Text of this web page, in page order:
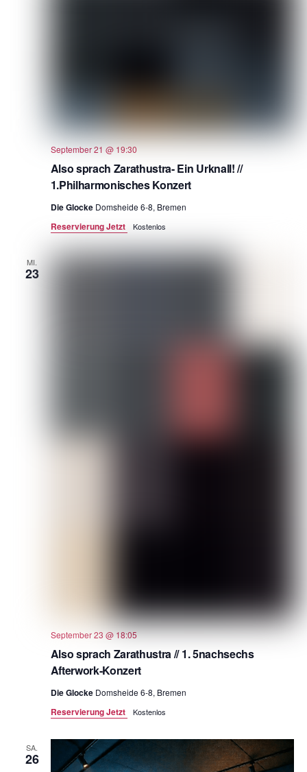
Also sprach Zarathustra- Ein Urknall! //
1.Philharmonisches Konzert
September 21 @ 19:30
Die Glocke Domsheide 6-8, Bremen
Reservierung Jetzt Kostenlos
MI.
23
Also sprach Zarathustra // 1. 5nachsechs
Afterwork-Konzert
September 23 @ 18:05
Die Glocke Domsheide 6-8, Bremen
Reservierung Jetzt Kostenlos
SA.
26